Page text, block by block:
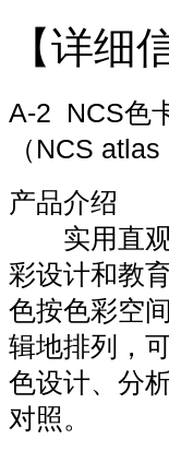
【详细
A-2 NCS色
（NCS atlas
产品介绍
实用直观
彩设计和教
色按色彩空
辑地排列，
色设计、分
对照。